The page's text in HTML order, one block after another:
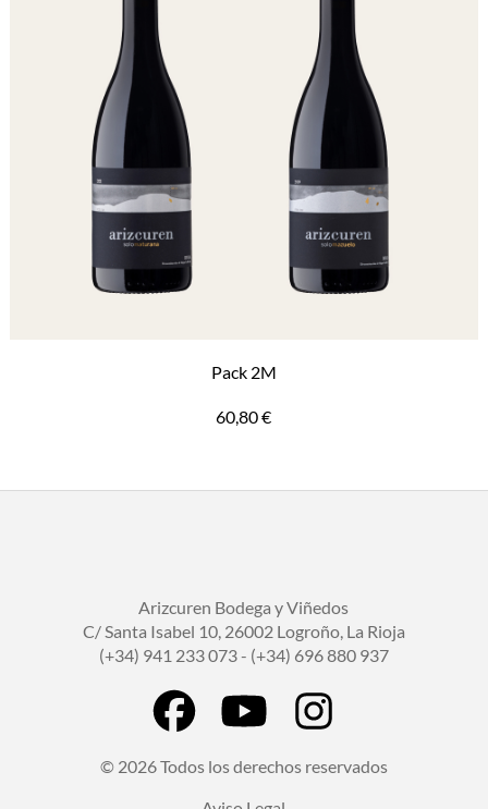
Pack 2M
60,80€
Arizcuren Bodega y Viñedos
C/ Santa Isabel 10, 26002 Logroño, La Rioja
(+34) 941 233 073 - (+34) 696 880 937
© 2026 Todos los derechos reservados